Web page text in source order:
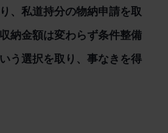
、私道持分の物納申請を取
納金額は変わらず条件整備
う選択を取り、事なきを得